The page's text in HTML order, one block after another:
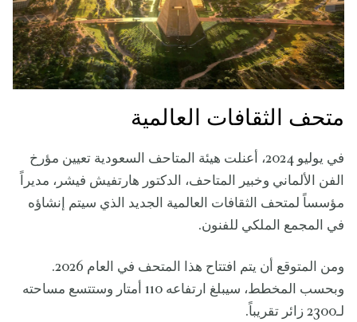
متحف الثقافات العالمية
في يوليو 2024، أعنلت هيئة المتاحف السعودية تعيين مؤرخ
الفن الألماني وخبير المتاحف، الدكتور هارتفيش فيشر، مديراً
مؤسساً لمتحف الثقافات العالمية الجديد الذي سيتم إنشاؤه
في المجمع الملكي للفنون.
ومن المتوقع أن يتم افتتاح هذا المتحف في العام 2026.
وبحسب المخطط، سيبلغ ارتفاعه 110 أمتار وستتسع مساحته
لـ2300 زائر تقريباً.